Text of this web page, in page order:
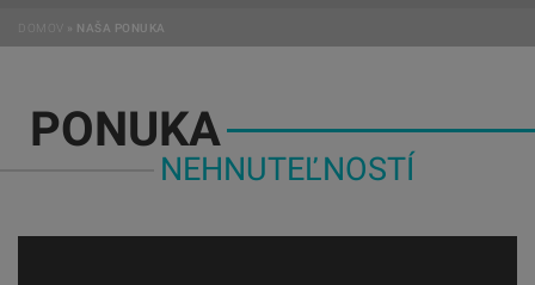
DOMOV » NAŠA PONUKA
PONUKA
NEHNUTEĽNOSTÍ